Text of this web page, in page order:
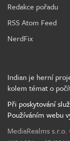
Redakce pořadu
RSS Atom Feed
NerdFix
Indian je herní
kolem témat o
Při poskytování
Používáním webu
MediaRealms s.r.o.